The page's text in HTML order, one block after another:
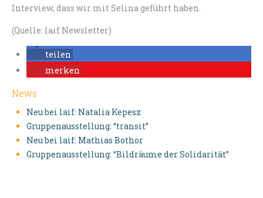
Interview, dass wir mit Selina geführt haben.
(Quelle: laif Newsletter)
teilen
merken
News
Neu bei laif: Natalia Kepesz
Gruppenausstellung: “transit”
Neu bei laif: Mathias Bothor
Gruppenausstellung: “Bildräume der Solidarität”